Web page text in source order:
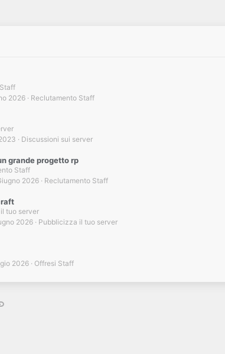
Reclutamento Staff
2026
Discussioni sui server
grande progetto rp
Staff
Reclutamento Staff
2026
tuo server
Pubblicizza il tuo server
2026
Offresi Staff
2026
Link